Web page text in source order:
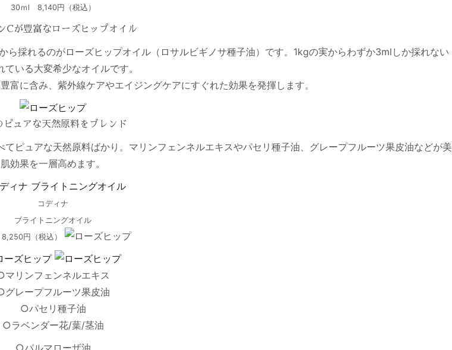
30ｍl 8,140円（税込）
Cが豊富なローズヒップオイル
採れるのがローズヒップオイル（ロサルビギノサ種子油）です。1kgの実からわずか3mlしか採れない
ている大変希少なオイルです。
に含み、紫外線ケアやエイジングケアにすぐれた効果を発揮します。
ピュアな天然原料をブレンド
ピュアな天然原料ばかり。マリンフェンネルエキスやパセリ種子油、グレープフルーツ果皮油などが美
肌効果を一層高めます。
コディナ
ブライトニングオイル
円（税込）
マリンフェンネルエキス
グレープフルーツ果皮油
○パセリ種子油
○ラベンダー花/葉/茎油
○パルマローザ油